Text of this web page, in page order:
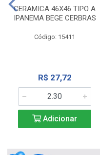
CERAMICA 46X46 TIPO A
IPANEMA BEGE CERBRAS
Código: 15411
R$ 27,72
Adicionar